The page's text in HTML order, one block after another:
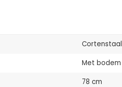
Cortenstaal
Met bodem
78 cm